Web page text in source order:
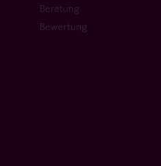
Beratung
Bewertung